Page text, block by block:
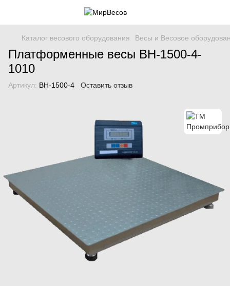
Каталог весового оборудования Весы и Весовое
Платформенные весы ВН-1500-4-
1010
Артикул: ВН-1500-4 Оставить отзыв